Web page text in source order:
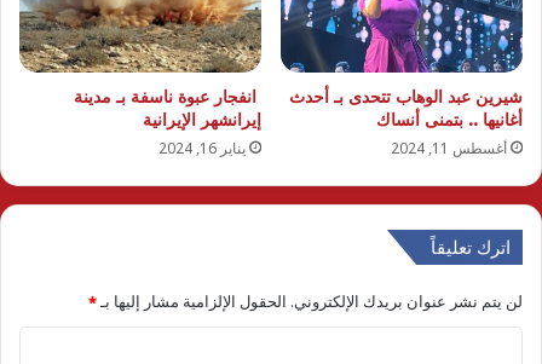
شيرين عبد الوهاب تتحدى بـ أحدث
أغانيها .. بتمنى أنساك
أغسطس 11, 2024
انفجار عبوة ناسفة بـ مدينة
إيرانشهر الإيرانية
يناير 16, 2024
اترك تعليقاً
لن يتم نشر عنوان بريدك الإلكتروني. الحقول الإلزامية مشار إليها بـ*